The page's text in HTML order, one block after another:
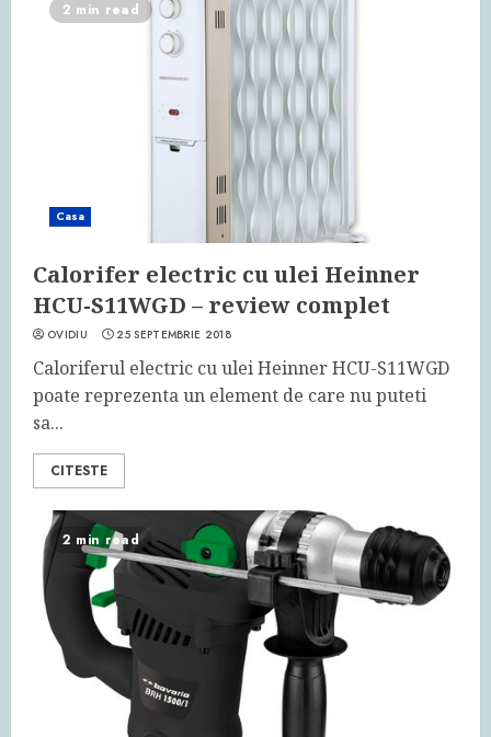
2 min read
Casa
Calorifer electric cu ulei Heinner
HCU-S11WGD – review complet
OVIDIU 25 SEPTEMBRIE 2018
Caloriferul electric cu ulei Heinner HCU-S11WGD
poate reprezenta un element de care nu puteti
sa...
CITESTE
2 min read